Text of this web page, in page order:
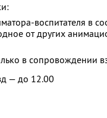
воспитателя в
от других
в сопровождении
— до 12.00